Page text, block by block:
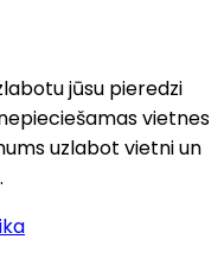
jūsu pieredzi
vietnes
uzlabot vietni un